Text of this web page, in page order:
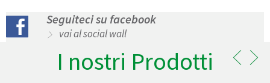
Seguiteci su facebook
vai al social wall
I nostri Prodotti